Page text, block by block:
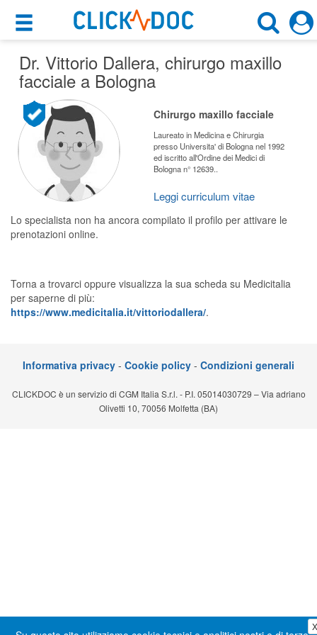
×
Motore di ricerca
×
Cerca uno specialista
Scegli specialità, prestazione o cognome
Bologna (BO)
CERCA
Cosa possiamo offrirti
Per i pazienti
Prenota una visita
Ricerca specialisti
Consulti online
Prenotazioni online
Planner e rubrica in cloud
Teleconsulto
Dr. Vittorio Dallera, chirurgo maxillo
facciale a Bologna
Chirurgo maxillo facciale
Laureato in Medicina e Chirurgia
presso Universita' di Bologna nel 1992
ed iscritto all'Ordine dei Medici di
Bologna n° 12639..
Leggi curriculum vitae
Lo specialista non ha ancora compilato il profilo per attivare le
prenotazioni online.
Torna a trovarci oppure visualizza la sua scheda su Medicitalia
per saperne di più:
https://www.medicitalia.it/vittoriodallera/.
X
Informativa privacy - Cookie policy - Condizioni generali
CLICKDOC è un servizio di CGM Italia S.r.l. - P.I. 05014030729 – Via adriano
Olivetti 10, 70056 Molfetta (BA)